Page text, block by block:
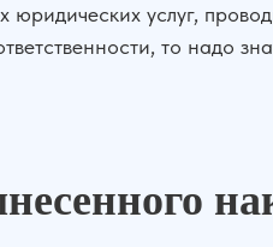
услуг,
то надо